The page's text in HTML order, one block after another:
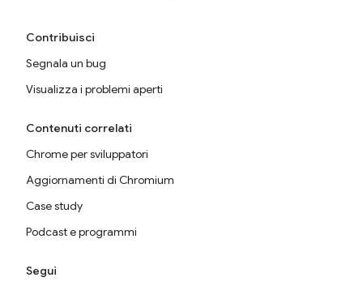
Contribuisci
Segnala un bug
Visualizza i problemi aperti
Contenuti correlati
Chrome per sviluppatori
Aggiornamenti di Chromium
Case study
Podcast e programmi
Segui